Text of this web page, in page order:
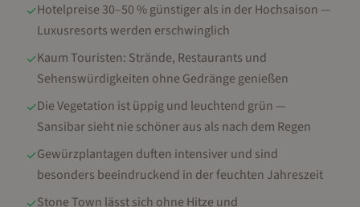
✓Hotelpreise 30–50 % günstiger als in der Hochsaison —
Luxusresorts werden erschwinglich
✓Kaum Touristen: Strände, Restaurants und
Sehenswürdigkeiten ohne Gedränge genießen
✓Die Vegetation ist üppig und leuchtend grün —
Sansibar sieht nie schöner aus als nach dem Regen
✓Gewürzplantagen duften intensiver und sind
besonders beeindruckend in der feuchten Jahreszeit
Stone Town lässt sich ohne Hitze und